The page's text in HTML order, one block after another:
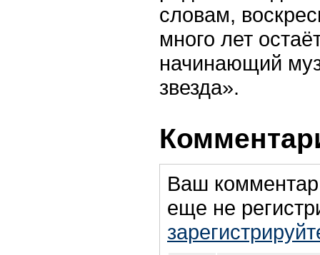
словам,
много лет
начинающий
звезда».
Ваш
еще не